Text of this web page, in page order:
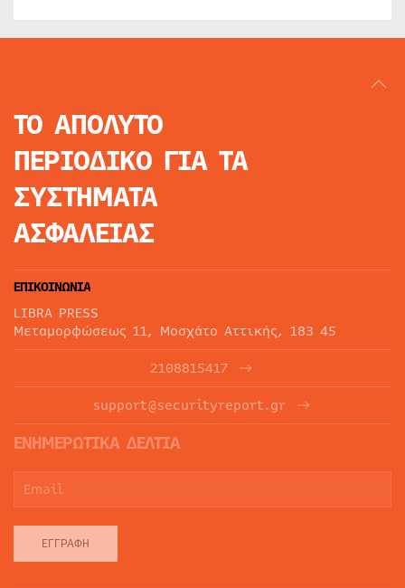
ΤΟ ΑΠΟΛΥΤΟ
ΠΕΡΙΟΔΙΚΟ ΓΙΑ ΤΑ
ΣΥΣΤΗΜΑΤΑ
ΑΣΦΑΛΕΙΑΣ
ΕΠΙΚΟΙΝΩΝΙΑ
LIBRA PRESS
Μεταμορφώσεως 11, Μοσχάτο Αττικής, 183 45
2108815417
support@securityreport.gr
ΕΝΗΜΕΡΩΤΙΚΑ ΔΕΛΤΙΑ
ΕΓΓΡΑΦΉ